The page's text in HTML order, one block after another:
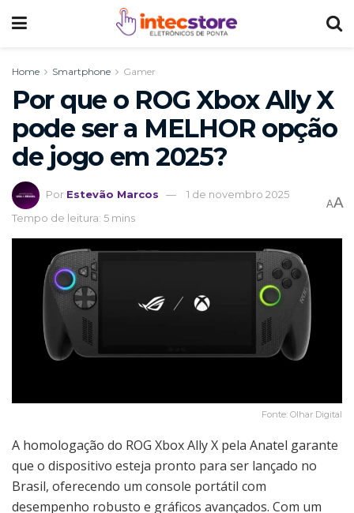
Home Smartphone Gamer
Por que o ROG Xbox Ally X
pode ser a MELHOR opção
de jogo em 2025?
Por Estevão Marcos
1 de novembro 2025
Tempo de leitura: 5 mins
AA
Fonte: Olhar Digital
A homologação do ROG Xbox Ally X pela Anatel garante
que o dispositivo esteja pronto para ser lançado no
Brasil, oferecendo um console portátil com
desempenho robusto e gráficos avançados. Com um